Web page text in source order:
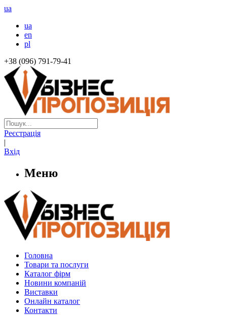
ua
ua
en
pl
+38 (096) 791-79-41
Реєстрація
|
Вхід
Меню
Головна
Товари та послуги
Каталог фірм
Новини компаній
Виставки
Онлайн каталог
Контакти